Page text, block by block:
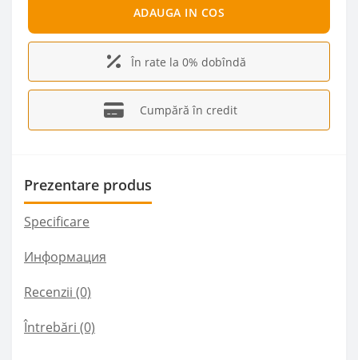
ADAUGA IN COS
În rate la 0% dobîndă
Cumpără în credit
Prezentare produs
Specificare
Информация
Recenzii (0)
Întrebări (0)